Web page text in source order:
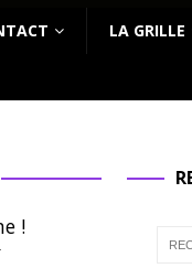
LA GRILLE
!